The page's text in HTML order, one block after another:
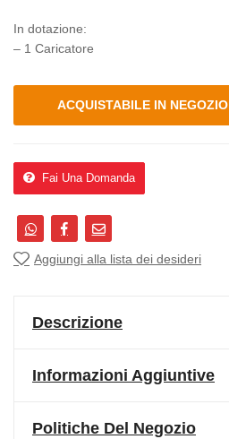
In dotazione:
– 1 Caricatore
ACQUISTABILE IN NEGOZIO
Fai Una Domanda
Aggiungi alla lista dei desideri
Descrizione
Informazioni Aggiuntive
Politiche Del Negozio